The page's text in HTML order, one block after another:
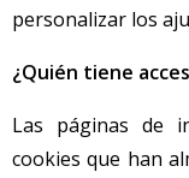
personalizar los
¿Quién tiene
Las páginas de
cookies que han